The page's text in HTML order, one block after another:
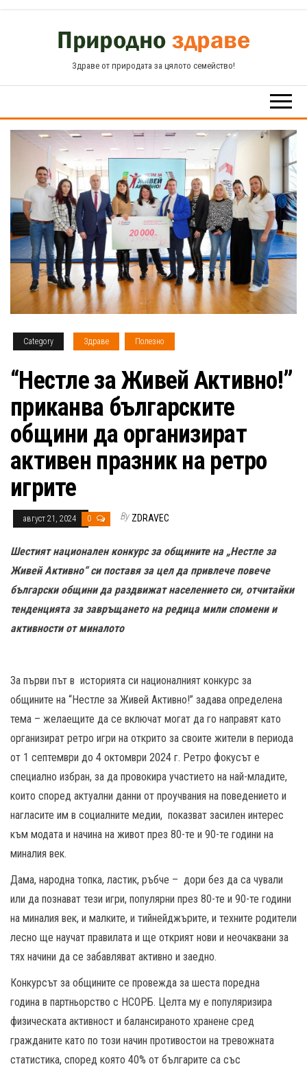
Здраве от природата за цялото семейство!
Category Здраве Полезно
“Нестле за Живей Активно!”
приканва българските
общини да организират
активен празник на ретро
игрите
август 21, 2024 0 By ZDRAVEC
Шестият национален конкурс за общините на „Нестле за
Живей Активно“ си поставя за цел да привлече повече
български общини да раздвижат населението си, отчитайки
тенденцията за завръщането на редица мили спомени и
активности от миналото
За първи път в историята си националният конкурс за
общините на “Нестле за Живей Активно!” задава определена
тема – желаещите да се включат могат да го направят като
организират ретро игри на открито за своите жители в периода
от 1 септември до 4 октомври 2024 г. Ретро фокусът е
специално избран, за да провокира участието на най-младите,
които според актуални данни от проучвания на поведението и
нагласите им в социалните медии, показват засилен интерес
към модата и начина на живот през 80-те и 90-те години на
миналия век.
Дама, народна топка, ластик, ръбче – дори без да са чували
или да познават тези игри, популярни през 80-те и 90-те години
на миналия век, и малките, и тийнейджърите, и техните родители
лесно ще научат правилата и ще открият нови и неочаквани за
тях начини да се забавляват активно и заедно.
Конкурсът за общините се провежда за шеста поредна
година в партньорство с НСОРБ. Целта му е популяризира
физическата активност и балансираното хранене сред
гражданите като по този начин противостои на тревожната
статистика, според която 40% от българите са със